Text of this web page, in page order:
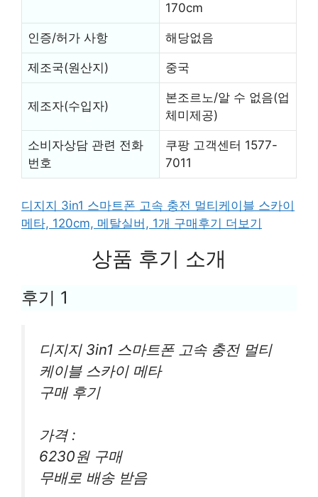
170cm
인증/허가 사항 해당없음
제조국(원산지) 중국
제조자(수입자)
본조르노/알 수 없음(업
체미제공)
소비자상담 관련 전화
번호
쿠팡 고객센터 1577-
7011
디지지 3in1 스마트폰 고속 충전 멀티케이블 스카이
메타, 120cm, 메탈실버, 1개 구매후기 더보기
상품 후기 소개
후기 1
디지지 3in1 스마트폰 고속 충전 멀티
케이블 스카이 메타
구매 후기
가격 :
6230원 구매
무배로 배송 받음